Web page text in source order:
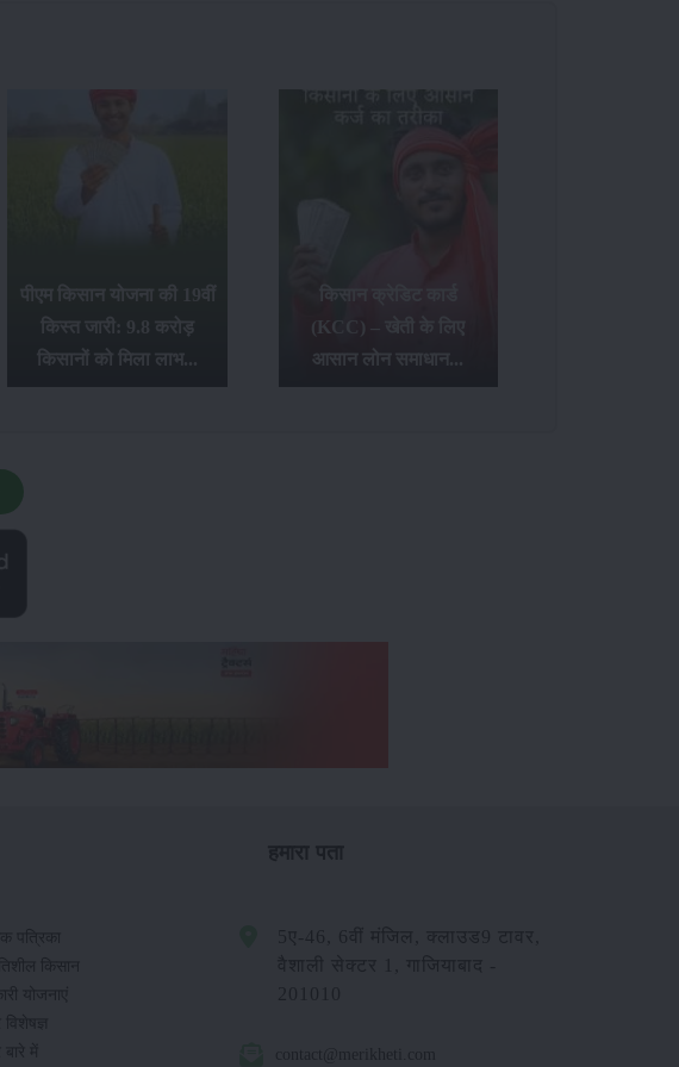
पीएम किसान योजना की 19वीं
किस्त जारी: 9.8 करोड़
किसानों को मिला लाभ...
किसान क्रेडिट कार्ड
(KCC) – खेती के लिए
आसान लोन समाधान...